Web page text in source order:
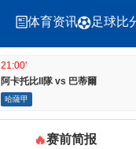
体育资讯 足球比
21:00'
阿卡托比II隊 vs 巴蒂爾
哈薩甲
🔥赛前简报